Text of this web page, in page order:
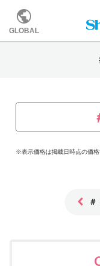
GLOBAL
※表示価格は掲載日時点の価格